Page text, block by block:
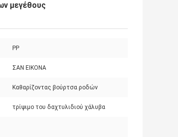
μεγέθους
PP
ΣΑΝ ΕΙΚΟΝΑ
Καθαρίζοντας βούρτσα ροδών
τρίψιμο του δαχτυλιδιού χάλυβα